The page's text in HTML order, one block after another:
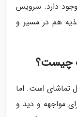
دارد. سرویس
هم در مسیر و
چیست؟
تماشای است. اما
مواجهه و دید و